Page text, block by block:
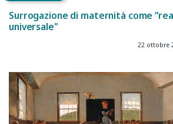
Surrogazione di maternità come
universale"
22 ottobre